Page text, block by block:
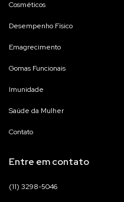
Cosméticos
Desempenho Físico
Emagrecimento
Gomas Funcionais
Imunidade
Saúde da Mulher
Contato
Entre em contato
(11) 3298-5046